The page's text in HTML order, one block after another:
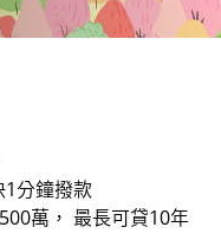
分鐘撥款
萬， 最長可貸10年